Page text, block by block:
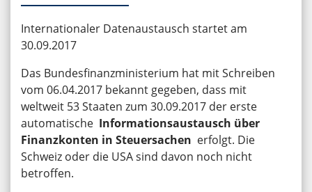
Internationaler Datenaustausch startet am
30.09.2017
Das Bundesfinanzministerium hat mit Schreiben
vom 06.04.2017 bekannt gegeben, dass mit
weltweit 53 Staaten zum 30.09.2017 der erste
automatische Informationsaustausch über
Finanzkonten in Steuersachen erfolgt. Die
Schweiz oder die USA sind davon noch nicht
betroffen.